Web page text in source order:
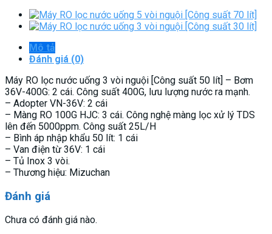
Mô tả
Đánh giá (0)
Máy RO lọc nước uống 3 vòi nguội [Công suất 50 lít] – Bơm
36V-400G: 2 cái. Công suất 400G, lưu lượng nước ra mạnh.
– Adopter VN-36V: 2 cái
– Màng RO 100G HJC: 3 cái. Công nghệ màng lọc xử lý TDS
lên đến 5000ppm. Công suất 25L/H
– Bình áp nhập khẩu 50 lít: 1 cái
– Van điện từ 36V: 1 cái
– Tủ Inox 3 vòi.
– Thương hiệu: Mizuchan
Đánh giá
Chưa có đánh giá nào.